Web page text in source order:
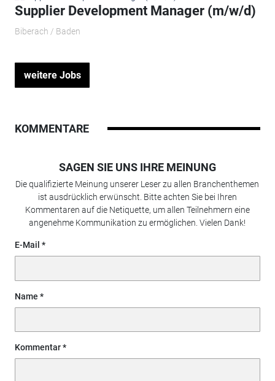
Supplier Development Manager (m/w/d)
Biberach / Baden
weitere Jobs
KOMMENTARE
SAGEN SIE UNS IHRE MEINUNG
Die qualifizierte Meinung unserer Leser zu allen Branchenthemen
ist ausdrücklich erwünscht. Bitte achten Sie bei Ihren
Kommentaren auf die Netiquette, um allen Teilnehmern eine
angenehme Kommunikation zu ermöglichen. Vielen Dank!
E-Mail
Name
Kommentar